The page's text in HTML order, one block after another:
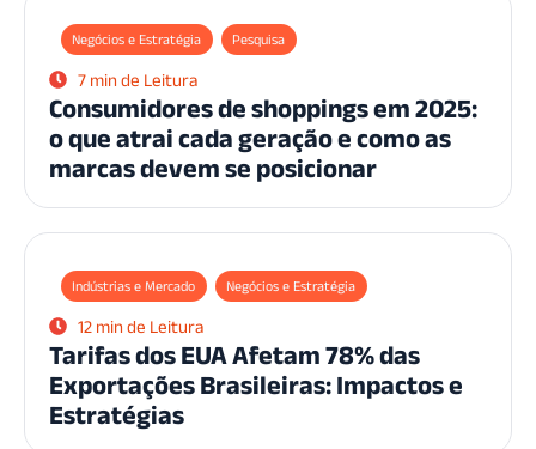
Negócios e Estratégia Pesquisa
7 min de Leitura
Consumidores de shoppings em 2025:
o que atrai cada geração e como as
marcas devem se posicionar
Indústrias e Mercado Negócios e Estratégia
12 min de Leitura
Tarifas dos EUA Afetam 78% das
Exportações Brasileiras: Impactos e
Estratégias